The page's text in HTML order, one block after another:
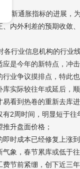
新通胀指标的进展，
、内外利差的预期收敛
行业信息机构的行业
应是今年的新特点，冲
行业争议摸排点，特此
库实际较往年或延后，
易看到热卷的重新去库
有2周时间，明显短于
升盘面价格；
即时成本已经修复上涨
气象，春节累库或低于
费节前紧绷，创下近三